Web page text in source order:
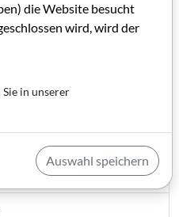
nicht das Wörter zählen
und Kooperationen
die Website besucht
wird, wird der
in unserer
Auswahl speichern